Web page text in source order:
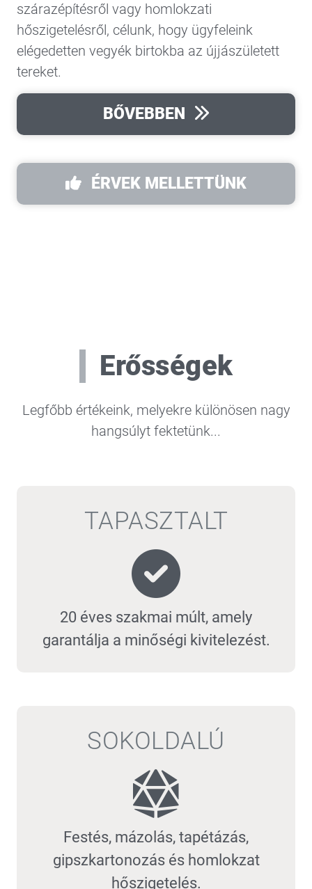
szárazépítésről vagy homlokzati
hőszigetelésről, célunk, hogy ügyfeleink
elégedetten vegyék birtokba az újjászületett
tereket.
BŐVEBBEN
ÉRVEK MELLETTÜNK
Erősségek
Legfőbb értékeink, melyekre különösen nagy
hangsúlyt fektetünk...
TAPASZTALT
20 éves szakmai múlt, amely
garantálja a minőségi kivitelezést.
SOKOLDALÚ
Festés, mázolás, tapétázás,
gipszkartonozás és homlokzat
hőszigetelés.